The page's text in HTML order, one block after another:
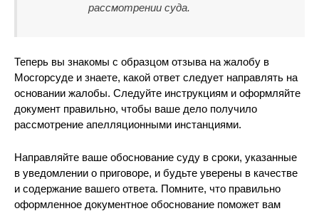
рассмотрении суда.
Теперь вы знакомы с образцом отзыва на жалобу в
Мосгорсуде и знаете, какой ответ следует направлять на
основании жалобы. Следуйте инструкциям и оформляйте
документ правильно, чтобы ваше дело получило
рассмотрение апелляционными инстанциями.
Направляйте ваше обоснование суду в сроки, указанные
в уведомлении о приговоре, и будьте уверены в качестве
и содержание вашего ответа. Помните, что правильно
оформленное документное обоснование поможет вам